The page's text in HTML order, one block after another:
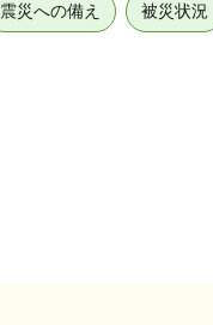
震災への備え 被災状況